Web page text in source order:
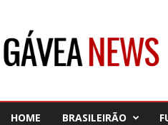
HOME BRASILEIRÃO